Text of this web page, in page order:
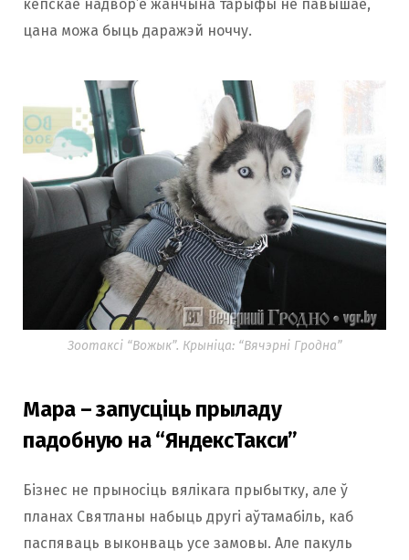
кепскае надвор’е жанчына тарыфы не павышае,
цана можа быць даражэй ноччу.
Зоотаксі “Вожык”. Крыніца: “Вячэрні Гродна”
Мара – запусціць прыладу
падобную на “ЯндексТакси”
Бізнес не прыносіць вялікага прыбытку, але ў
планах Святланы набыць другі аўтамабіль, каб
паспяваць выконваць усе замовы. Але пакуль